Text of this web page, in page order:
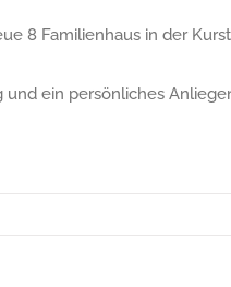
8 Familienhaus in der
ein persönliches